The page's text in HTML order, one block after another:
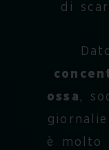
di
ossa ,
è molto